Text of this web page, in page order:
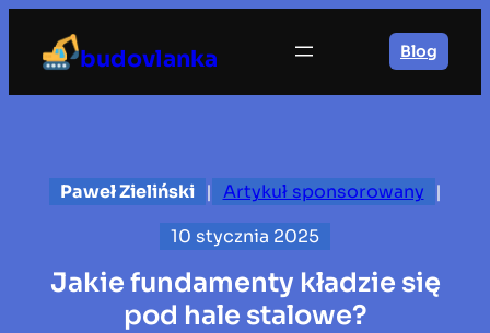
treści
budovlanka Blog
Paweł Zieliński | Artykuł sponsorowany
|
10 stycznia 2025
Jakie fundamenty kładzie się
pod hale stalowe?